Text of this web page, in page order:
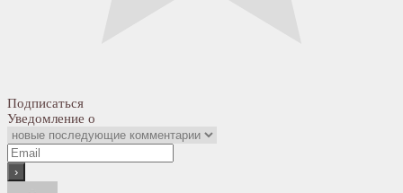
Подписаться
Уведомление о